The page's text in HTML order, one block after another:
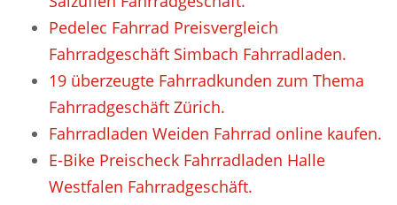
Pedelec Fahrrad Preisvergleich
Fahrradgeschäft Simbach Fahrradladen.
19 überzeugte Fahrradkunden zum Thema
Fahrradgeschäft Zürich.
Fahrradladen Weiden Fahrrad online kaufen.
E-Bike Preischeck Fahrradladen Halle
Westfalen Fahrradgeschäft.